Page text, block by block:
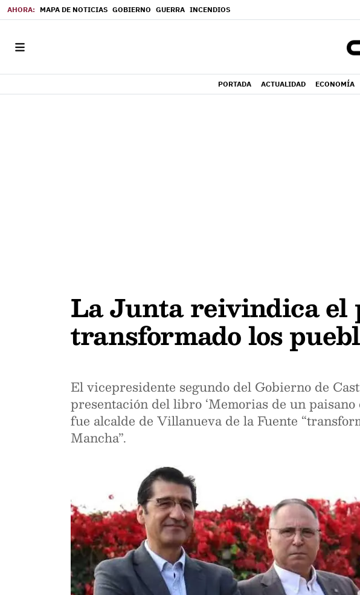
MAPA DE NOTICIAS GOBIERNO GUERRA INCENDIOS
PORTADA ACTUALIDAD ECONOMÍA
La Junta reivindica el
transformado los
El vicepresidente segundo del Gobierno de
presentación del libro ‘Memorias de un
fue alcalde de Villanueva de la Fuente
Mancha”.